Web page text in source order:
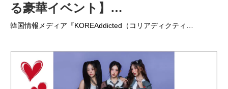
る豪華イベント】…
韓国情報メディア『KOREAddicted（コリアディクティ…